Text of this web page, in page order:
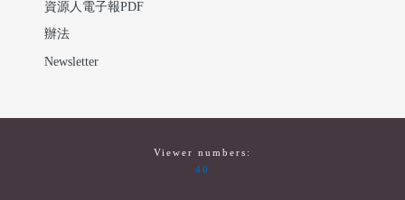
資源人電子報PDF
辦法
Newsletter
Viewer numbers:
40